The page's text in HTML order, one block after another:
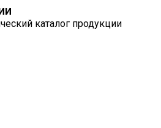
каталог продукции